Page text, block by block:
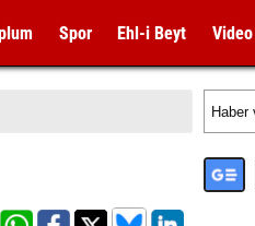
Spor Ehl-i Beyt Video